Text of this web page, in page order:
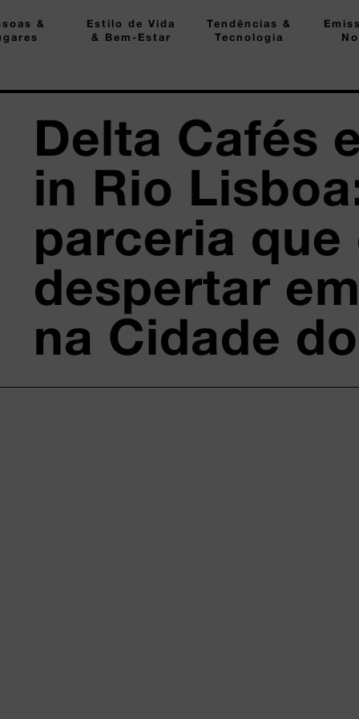
&
Estilo de Vida
& Bem-Estar
Tendências &
Tecnologia
Delta Cafés
in Rio
parceria que
despertar
na Cidade